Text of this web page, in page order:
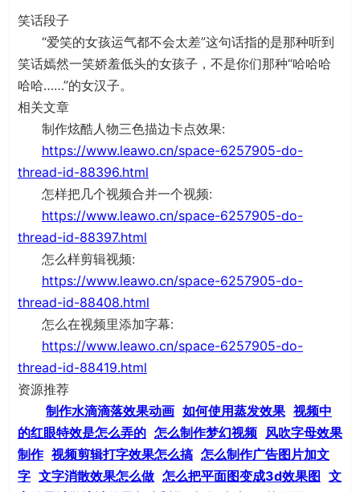
笑话段子
“爱笑的女孩运气都不会太差”这句话指的是那种听到
笑话嫣然一笑娇羞低头的女孩子，不是你们那种“哈哈哈
哈哈……”的女汉子。
相关文章
制作炫酷人物三色描边卡点效果:
https://www.leawo.cn/space-6257905-do-
thread-id-88396.html
怎样把几个视频合并一个视频:
https://www.leawo.cn/space-6257905-do-
thread-id-88397.html
怎么样剪辑视频:
https://www.leawo.cn/space-6257905-do-
thread-id-88408.html
怎么在视频里添加字幕:
https://www.leawo.cn/space-6257905-do-
thread-id-88419.html
资源推荐
制作水滴滴落效果动画 如何使用蒸发效果 视频中
的红眼特效是怎么弄的 怎么制作梦幻视频 风吹字母效果
制作 视频剪辑打字效果怎么搞 怎么制作广告图片加文
字 文字消散效果怎么做 怎么把平面图变成3d效果图 文